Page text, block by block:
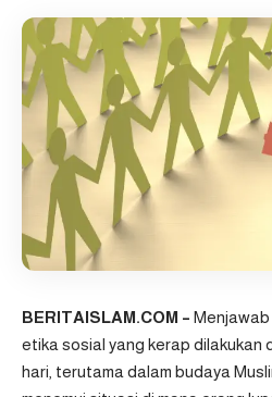
BERITAISLAM.COM –
etika sosial yang kerap dilakukan
hari, terutama dalam budaya